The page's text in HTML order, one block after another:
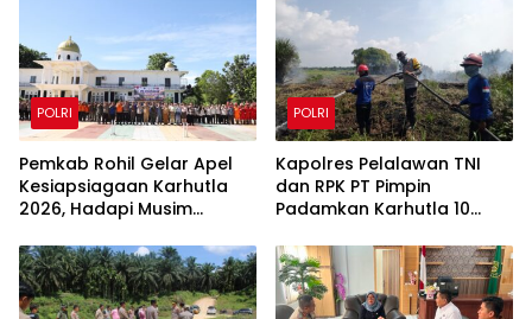
POLRI
Pemkab Rohil Gelar Apel
Kesiapsiagaan Karhutla
2026, Hadapi Musim
POLRI
Kapolres Pelalawan TNI
dan RPK PT Pimpin
Padamkan Karhutla 10
Water Bombing Diterjunkan